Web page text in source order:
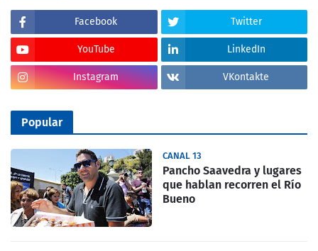
Facebook Twitter
YouTube LinkedIn
Instagram VKontakte
Popular
CANAL 13
Pancho Saavedra y lugares
que hablan recorren el Río
Bueno